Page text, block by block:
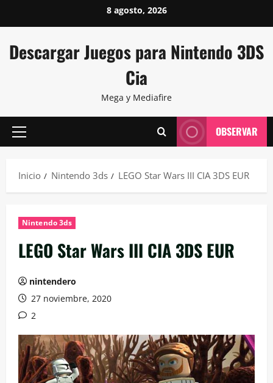
al
8 agosto, 2026
Descargar Juegos para Nintendo 3DS
Cia
Mega y Mediafire
Menú
OBSERVAR
Inicio Nintendo 3ds LEGO Star Wars III CIA 3DS EUR
Nintendo 3ds
LEGO Star Wars III CIA 3DS EUR
nintendero
27 noviembre, 2020
2